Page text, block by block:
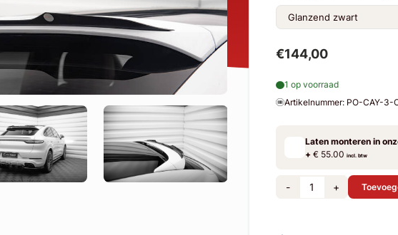
€144,00
1 op voorraad
Artikelnummer: PO-CAY-3-
Laten monteren in
+€ 55.00 incl. btw
- +